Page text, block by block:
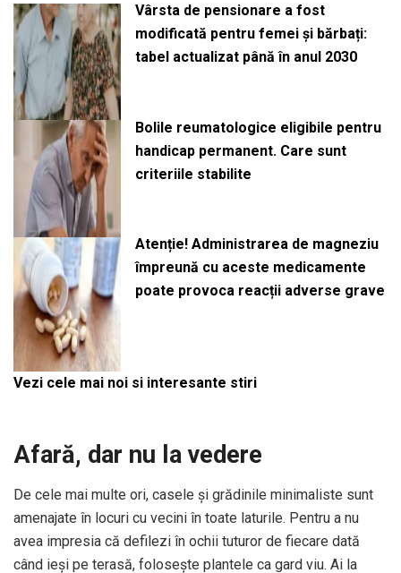
Vârsta de pensionare a fost
modificată pentru femei și bărbați:
tabel actualizat până în anul 2030
Bolile reumatologice eligibile pentru
handicap permanent. Care sunt
criteriile stabilite
Atenție! Administrarea de magneziu
împreună cu aceste medicamente
poate provoca reacții adverse grave
Vezi cele mai noi si interesante stiri
Afară, dar nu la vedere
De cele mai multe ori, casele şi grădinile minimaliste sunt
amenajate în locuri cu vecini în toate laturile. Pentru a nu
avea impresia că defilezi în ochii tuturor de fiecare dată
când ieşi pe terasă, foloseşte plantele ca gard viu. Ai la